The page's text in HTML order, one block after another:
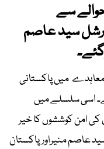
سے
سید عاصم
معاہدے میں پاکستانی
اسی سلسلے میں
کی امن کوششوں کا خیر
عاصم منیراورپاکستان